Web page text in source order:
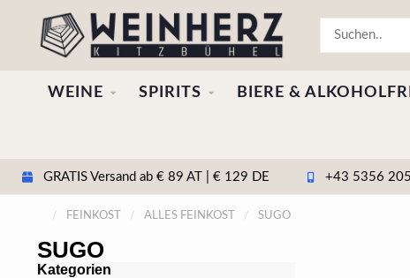
WEINE SPIRITS BIERE &
GRATIS Versand ab € 89 AT | € 129 DE +43 5356
/ FEINKOST / ALLES FEINKOST / SUGO
SUGO
Kategorien